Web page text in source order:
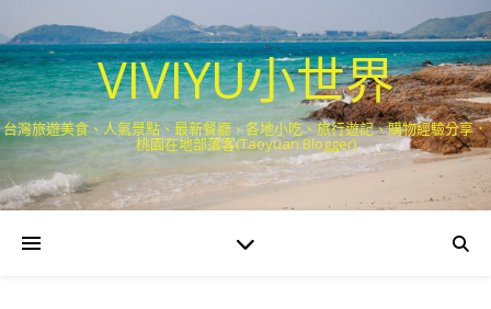
VIVIYU小世界
台灣旅遊美食、人氣景點、最新餐廳、各地小吃、旅行遊記、購物經驗分享．
桃園在地部落客(Taoyuan Blogger)